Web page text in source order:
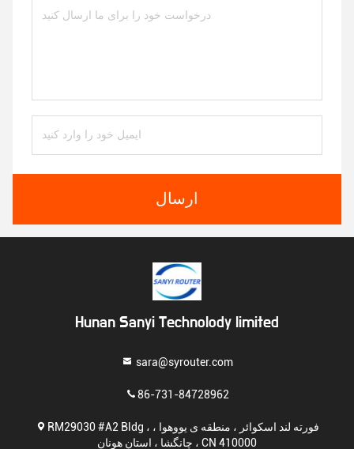
ارسال
Hunan Sanyi Technolody limited
sara@syrouter.com
86-731-84728962
RM29030 #A2 Bldg ، فورته لند اسکوائر ، منطقه ی یووهوا ،
چانگشا ، استان هونان ، CN 410000